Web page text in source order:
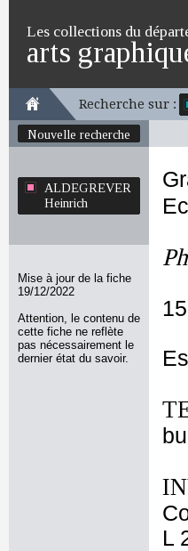
Les collections du
arts
Recherche sur :
Nouvelle recherche
ALDEGREVER
Heinrich
Mise à jour de la fiche
19/12/2022
Attention, le contenu de
cette fiche ne reflète
pas nécessairement le
dernier état du savoir.
L